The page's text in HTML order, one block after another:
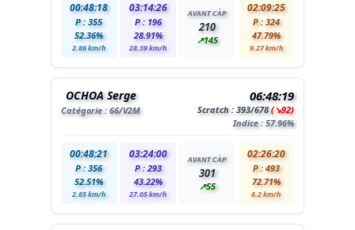
00:48:18
P : 355
52.36%
2.86 km/h
03:14:26
P : 196
28.91%
28.39 km/h
AVANT CÀP
210
↗145
02:09:25
P : 324
47.79%
9.27 km/h
OCHOA Serge
Catégorie : 66/V2M
06:48:19
Scratch : 393/678(↘92)
Indice : 57.96%
00:48:21
P : 356
52.51%
2.85 km/h
03:24:00
P : 293
43.22%
27.05 km/h
AVANT CÀP
301
↗55
02:26:20
P : 493
72.71%
8.2 km/h